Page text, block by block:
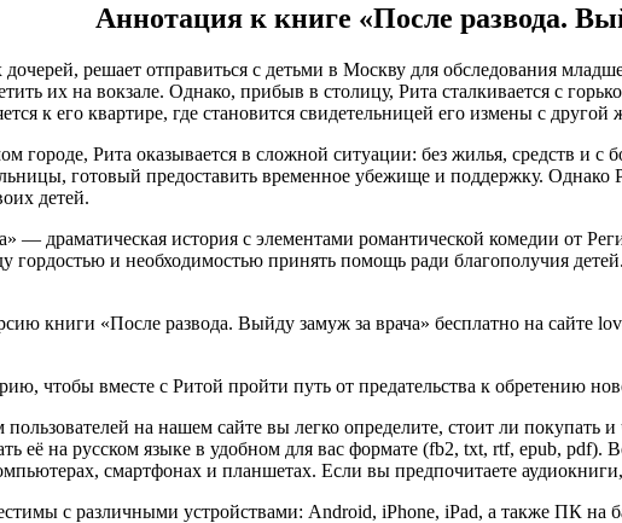
Аннотация к книге «После развода.
дочерей, решает отправиться с детьми в Москву для обследования
их на вокзале. Однако, прибыв в столицу, Рита сталкивается с
к его квартире, где становится свидетельницей его измены с
городе, Рита оказывается в сложной ситуации: без жилья, средств и
готовый предоставить временное убежище и поддержку. Однако
детей.
— драматическая история с элементами романтической комедии от
гордостью и необходимостью принять помощь ради благополучия
книги «После развода. Выйду замуж за врача» бесплатно на сайте
чтобы вместе с Ритой пройти путь от предательства к обретению
на нашем сайте вы легко определите, стоит ли
её на русском языке в удобном для вас формате (fb2, txt, rtf, epub,
смартфонах и планшетах. Если вы предпочитаете
с различными устройствами: Android, iPhone, iPad, а также ПК на